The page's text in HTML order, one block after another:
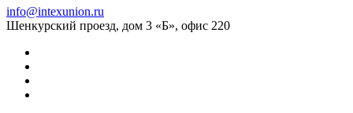
info@intexunion.ru
Шенкурский проезд, дом 3 «Б», офис 220